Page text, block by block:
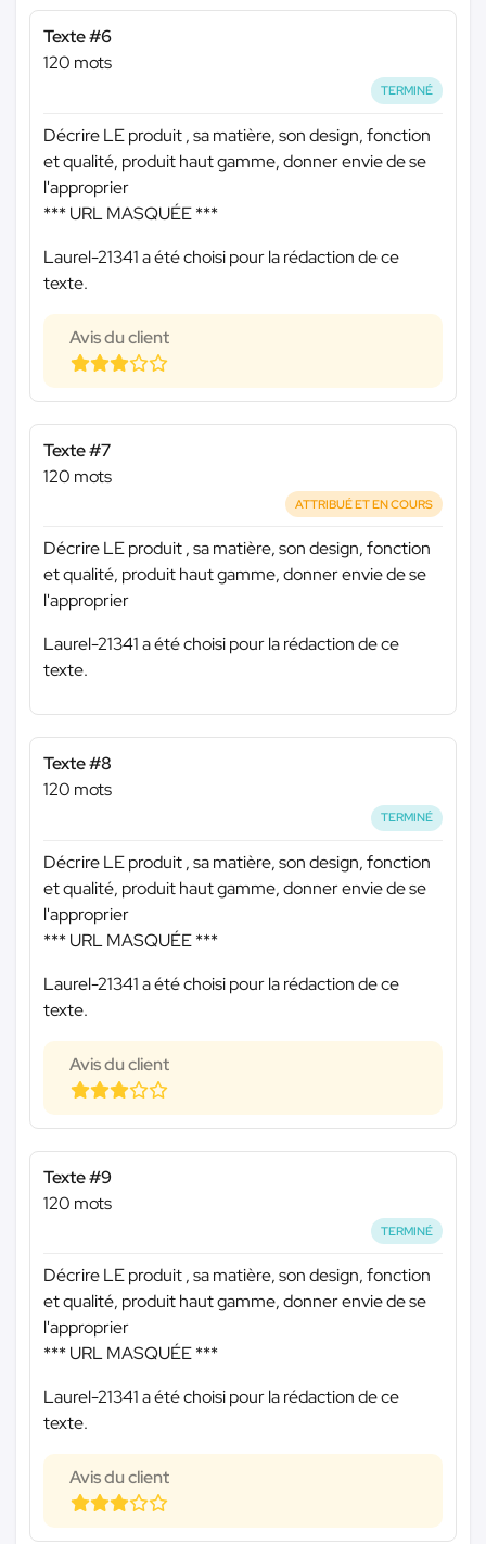
Texte #6
120 mots
TERMINÉ
Décrire LE produit , sa matière, son design, fonction
et qualité, produit haut gamme, donner envie de se
l'approprier
*** URL MASQUÉE ***
Laurel-21341 a été choisi pour la rédaction de ce
texte.
Avis du client
Texte #7
120 mots
ATTRIBUÉ ET EN COURS
Décrire LE produit , sa matière, son design, fonction
et qualité, produit haut gamme, donner envie de se
l'approprier
Laurel-21341 a été choisi pour la rédaction de ce
texte.
Texte #8
120 mots
TERMINÉ
Décrire LE produit , sa matière, son design, fonction
et qualité, produit haut gamme, donner envie de se
l'approprier
*** URL MASQUÉE ***
Laurel-21341 a été choisi pour la rédaction de ce
texte.
Avis du client
Texte #9
120 mots
TERMINÉ
Décrire LE produit , sa matière, son design, fonction
et qualité, produit haut gamme, donner envie de se
l'approprier
*** URL MASQUÉE ***
Laurel-21341 a été choisi pour la rédaction de ce
texte.
Avis du client